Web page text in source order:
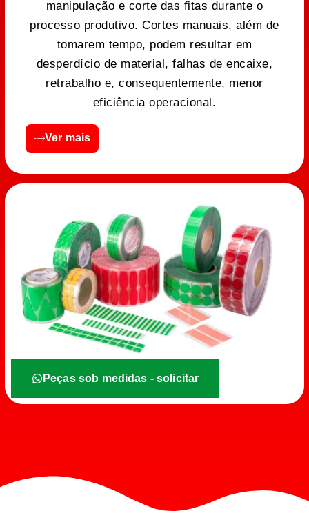
manipulação e corte das fitas durante o
processo produtivo. Cortes manuais, além de
tomarem tempo, podem resultar em
desperdício de material, falhas de encaixe,
retrabalho e, consequentemente, menor
eficiência operacional.
Ver mais
Peças sob medidas - solicitar